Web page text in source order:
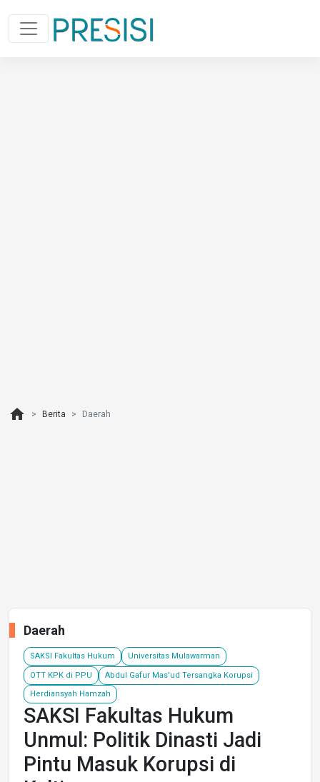
home Berita Daerah
Daerah
SAKSI Fakultas Hukum Universitas Mulawarman
OTT KPK di PPU Abdul Gafur Mas'ud Tersangka Korupsi
Herdiansyah Hamzah
SAKSI Fakultas Hukum
Unmul: Politik Dinasti Jadi
Pintu Masuk Korupsi di